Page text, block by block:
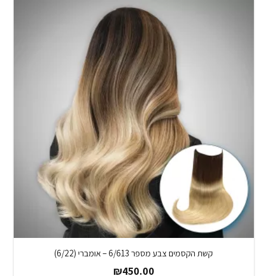
קשת הקסמים צבע מספר 6/613 – אומברי (6/22)
₪450.00